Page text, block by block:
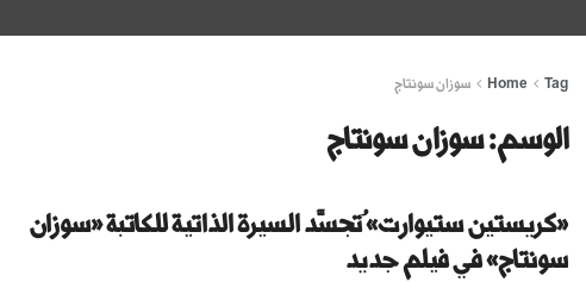
Home Tag سوزان سونتاج
الوسم:سوزان سونتاج
«كريستين ستيوارت» ُتجسَّد السيرة الذاتية للكاتبة «سوزان
سونتاج» في فيلم جديد